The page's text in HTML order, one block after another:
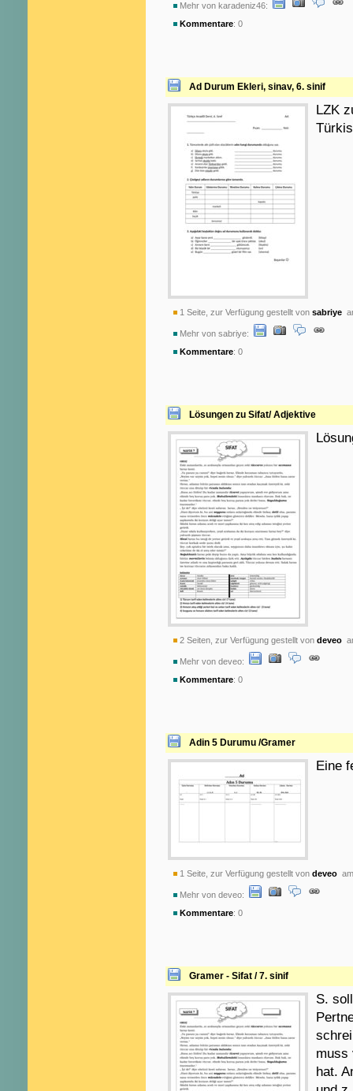
Mehr von karadeniz46:
Kommentare: 0
Ad Durum Ekleri, sinav, 6. sinif
LZK
1 Seite, zur Verfügung gestellt von sabriye
Mehr von sabriye:
Kommentare: 0
Lösungen zu Sifat/ Adjektive
2 Seiten, zur Verfügung gestellt von deveo
Mehr von deveo:
Kommentare: 0
Adin 5 Durumu /Gramer
Eine
1 Seite, zur Verfügung gestellt von deveo
Mehr von deveo:
Kommentare: 0
Gramer - Sifat / 7. sinif
S.
muss
hat.